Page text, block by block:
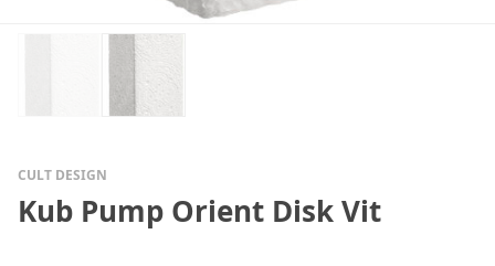
CULT DESIGN
Kub Pump Orient Disk Vit